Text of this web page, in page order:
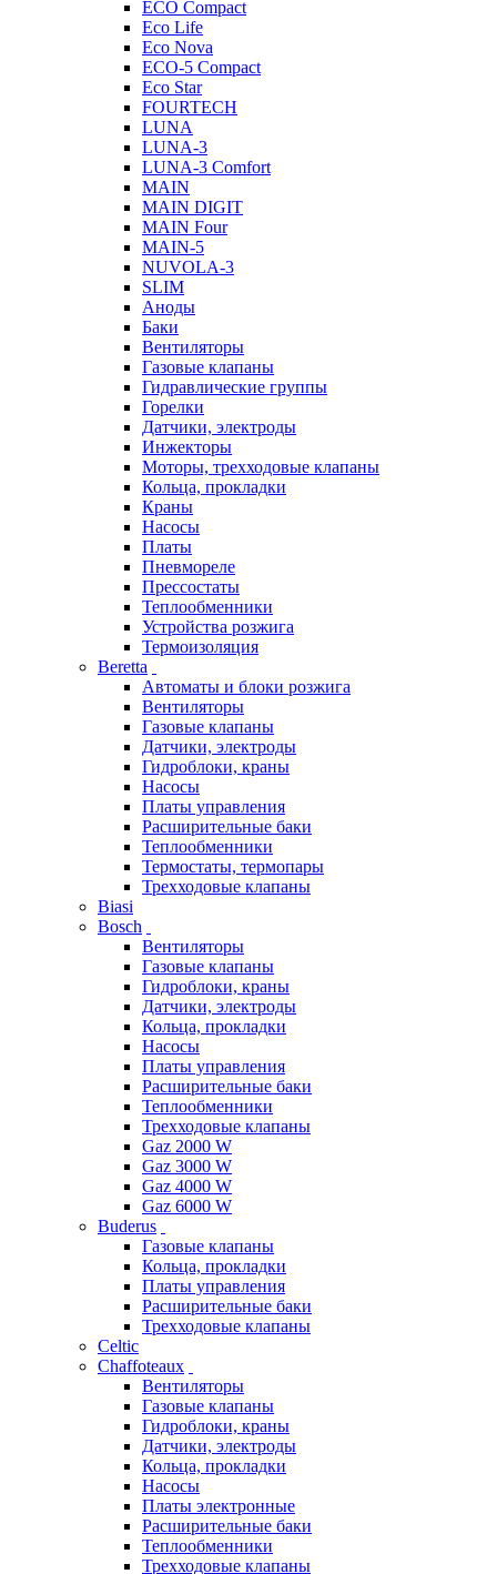
ECO Compact
Eco Life
Eco Nova
ECO-5 Compact
Eco Star
FOURTECH
LUNA
LUNA-3
LUNA-3 Comfort
MAIN
MAIN DIGIT
MAIN Four
MAIN-5
NUVOLA-3
SLIM
Аноды
Баки
Вентиляторы
Газовые клапаны
Гидравлические группы
Горелки
Датчики, электроды
Инжекторы
Моторы, трехходовые клапаны
Кольца, прокладки
Краны
Насосы
Платы
Пневмореле
Прессостаты
Теплообменники
Устройства розжига
Термоизоляция
Beretta
Автоматы и блоки розжига
Вентиляторы
Газовые клапаны
Датчики, электроды
Гидроблоки, краны
Насосы
Платы управления
Расширительные баки
Теплообменники
Термостаты, термопары
Трехходовые клапаны
Biasi
Bosch
Вентиляторы
Газовые клапаны
Гидроблоки, краны
Датчики, электроды
Кольца, прокладки
Насосы
Платы управления
Расширительные баки
Теплообменники
Трехходовые клапаны
Gaz 2000 W
Gaz 3000 W
Gaz 4000 W
Gaz 6000 W
Buderus
Газовые клапаны
Кольца, прокладки
Платы управления
Расширительные баки
Трехходовые клапаны
Celtic
Chaffoteaux
Вентиляторы
Газовые клапаны
Гидроблоки, краны
Датчики, электроды
Кольца, прокладки
Насосы
Платы электронные
Расширительные баки
Теплообменники
Трехходовые клапаны